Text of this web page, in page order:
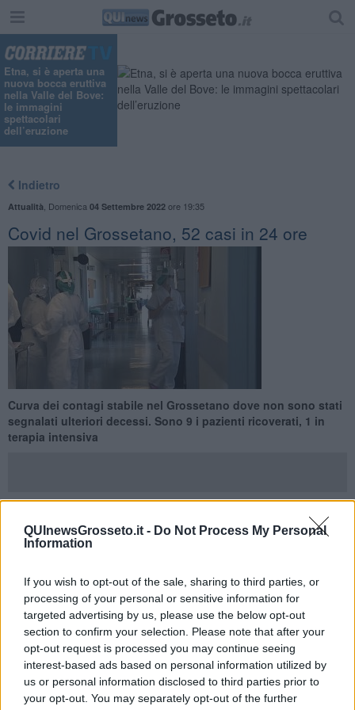
QUInewsGrosseto.it - Do Not Process My Personal
Information
If you wish to opt-out of the sale, sharing to third parties, or
processing of your personal or sensitive information for
targeted advertising by us, please use the below opt-out
section to confirm your selection. Please note that after your
opt-out request is processed you may continue seeing
interest-based ads based on personal information utilized by
us or personal information disclosed to third parties prior to
your opt-out. You may separately opt-out of the further
Etna, si è aperta una
nuova bocca eruttiva
nella Valle del Bove:
le immagini
spettacolari
dell’eruzione
Indietro
Attualità Domenica 04 Settembre 2022ore 19:35
Covid nel Grossetano, 52 casi in 24 ore
Curva dei contagi stabile nel Grossetano dove non sono stati
segnalati ulteriori decessi. Sono 9 i pazienti ricoverati, 1 in
terapia intensiva
GROSSETO —Su 350 test e tamponi processati nelle ultime 24
ore tra Grosseto e provincia sono
Sono stati rilevati ad Arcidosso 1, Campagnatico 1, Castel Del
Piano 1, Follonica 4, Gavorrano 1,
Grosseto 26
, Manciano 2,
Massa Marittima 3, Monte Argentario 6, Orbetello 4, Roccalbegna
1, Santa Fiora 1, Seggiano 1.